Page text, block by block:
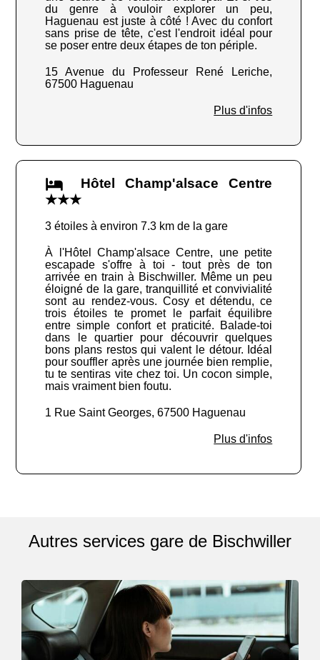
du genre à vouloir explorer un peu,
Haguenau est juste à côté ! Avec du confort
sans prise de tête, c'est l'endroit idéal pour
se poser entre deux étapes de ton périple.
15 Avenue du Professeur René Leriche,
67500 Haguenau
Plus d'infos
Hôtel Champ'alsace Centre
★★★
3 étoiles à environ 7.3 km de la gare
À l'Hôtel Champ'alsace Centre, une petite
escapade s'offre à toi - tout près de ton
arrivée en train à Bischwiller. Même un peu
éloigné de la gare, tranquillité et convivialité
sont au rendez-vous. Cosy et détendu, ce
trois étoiles te promet le parfait équilibre
entre simple confort et praticité. Balade-toi
dans le quartier pour découvrir quelques
bons plans restos qui valent le détour. Idéal
pour souffler après une journée bien remplie,
tu te sentiras vite chez toi. Un cocon simple,
mais vraiment bien foutu.
1 Rue Saint Georges, 67500 Haguenau
Plus d'infos
Autres services gare de Bischwiller